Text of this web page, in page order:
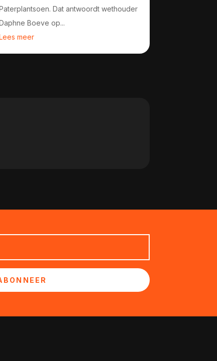
Dat antwoordt wethouder
Boeve op...
meer